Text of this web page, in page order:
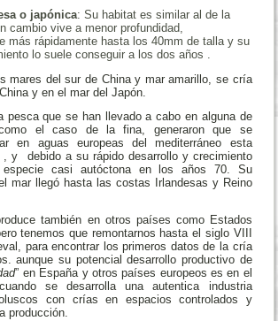
o japónica: Su habitat es similar al de la
cambio vive a menor profundidad,
más rápidamente hasta los 40mm de talla y su
lo suele conseguir a los dos años .
mares del sur de China y mar amarillo, se cría
y en el mar del Japón.
pesca que se han llevado a cabo en alguna de
el caso de la fina, generaron que se
en aguas europeas del mediterráneo esta
, y debido a su rápido desarrollo y crecimiento
casi autóctona en los años 70. Su
mar llegó hasta las costas Irlandesas y Reino
también en otros países como Estados
tenemos que remontarnos hasta el siglo VIII
para encontrar los primeros datos de la cría
aunque su potencial desarrollo productivo de
” en España y otros países europeos es en el
se desarrolla una autentica industria
con crías en espacios controlados y
producción.